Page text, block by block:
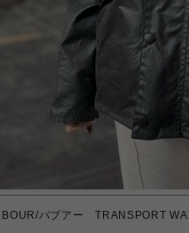
バブアー TRANSPORT